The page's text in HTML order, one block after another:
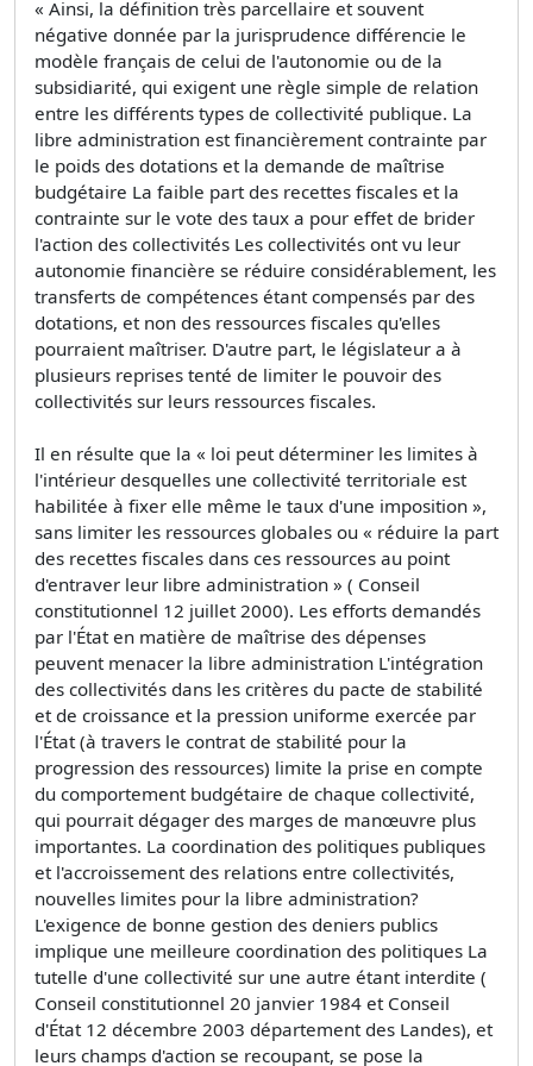
« Ainsi, la définition très parcellaire et souvent
négative donnée par la jurisprudence différencie le
modèle français de celui de l'autonomie ou de la
subsidiarité, qui exigent une règle simple de relation
entre les différents types de collectivité publique. La
libre administration est financièrement contrainte par
le poids des dotations et la demande de maîtrise
budgétaire La faible part des recettes fiscales et la
contrainte sur le vote des taux a pour effet de brider
l'action des collectivités Les collectivités ont vu leur
autonomie financière se réduire considérablement, les
transferts de compétences étant compensés par des
dotations, et non des ressources fiscales qu'elles
pourraient maîtriser. D'autre part, le législateur a à
plusieurs reprises tenté de limiter le pouvoir des
collectivités sur leurs ressources fiscales.
Il en résulte que la « loi peut déterminer les limites à
l'intérieur desquelles une collectivité territoriale est
habilitée à fixer elle même le taux d'une imposition »,
sans limiter les ressources globales ou « réduire la part
des recettes fiscales dans ces ressources au point
d'entraver leur libre administration » ( Conseil
constitutionnel 12 juillet 2000). Les efforts demandés
par l'État en matière de maîtrise des dépenses
peuvent menacer la libre administration L'intégration
des collectivités dans les critères du pacte de stabilité
et de croissance et la pression uniforme exercée par
l'État (à travers le contrat de stabilité pour la
progression des ressources) limite la prise en compte
du comportement budgétaire de chaque collectivité,
qui pourrait dégager des marges de manœuvre plus
importantes. La coordination des politiques publiques
et l'accroissement des relations entre collectivités,
nouvelles limites pour la libre administration?
L'exigence de bonne gestion des deniers publics
implique une meilleure coordination des politiques La
tutelle d'une collectivité sur une autre étant interdite (
Conseil constitutionnel 20 janvier 1984 et Conseil
d'État 12 décembre 2003 département des Landes), et
leurs champs d'action se recoupant, se pose la